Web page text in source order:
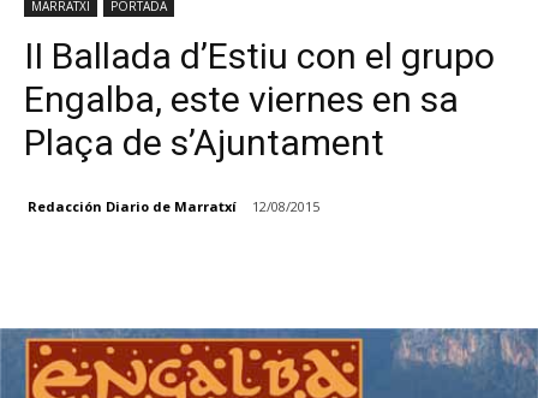
MARRATXI PORTADA
II Ballada d’Estiu con el grupo
Engalba, este viernes en sa
Plaça de s’Ajuntament
Redacción Diario de Marratxí 12/08/2015